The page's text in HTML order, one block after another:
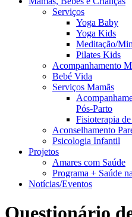
Serviços
Yoga Baby
Yoga Kids
Meditação/
Pilates Kids
Acompanhamento
Bebé Vida
Serviços Mamãs
Pós-Parto
Fisioterapia
Aconselhamento
Psicologia Infantil
Projetos
Amares com Saúde
Programa + Saúde
Notícias/Eventos